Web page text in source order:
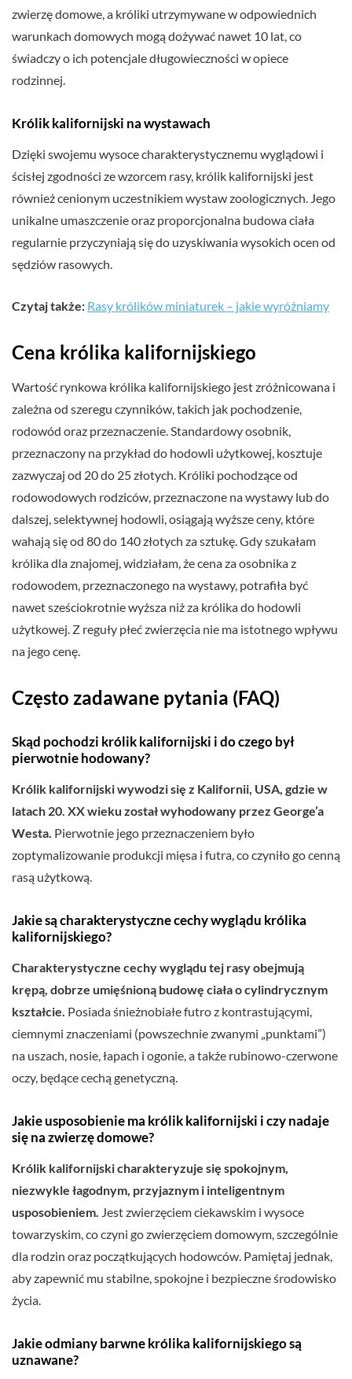
zwierzę domowe, a króliki utrzymywane w odpowiednich
warunkach domowych mogą dożywać nawet 10 lat, co
świadczy o ich potencjale długowieczności w opiece
rodzinnej.
Królik kalifornijski na wystawach
Dzięki swojemu wysoce charakterystycznemu wyglądowi i
ścisłej zgodności ze wzorcem rasy, królik kalifornijski jest
również cenionym uczestnikiem wystaw zoologicznych. Jego
unikalne umaszczenie oraz proporcjonalna budowa ciała
regularnie przyczyniają się do uzyskiwania wysokich ocen od
sędziów rasowych.
Czytaj także: Rasy królików miniaturek – jakie wyróżniamy
Cena królika kalifornijskiego
Wartość rynkowa królika kalifornijskiego jest zróżnicowana i
zależna od szeregu czynników, takich jak pochodzenie,
rodowód oraz przeznaczenie. Standardowy osobnik,
przeznaczony na przykład do hodowli użytkowej, kosztuje
zazwyczaj od 20 do 25 złotych. Króliki pochodzące od
rodowodowych rodziców, przeznaczone na wystawy lub do
dalszej, selektywnej hodowli, osiągają wyższe ceny, które
wahają się od 80 do 140 złotych za sztukę. Gdy szukałam
królika dla znajomej, widziałam, że cena za osobnika z
rodowodem, przeznaczonego na wystawy, potrafiła być
nawet sześciokrotnie wyższa niż za królika do hodowli
użytkowej. Z reguły płeć zwierzęcia nie ma istotnego wpływu
na jego cenę.
Często zadawane pytania (FAQ)
Skąd pochodzi królik kalifornijski i do czego był
pierwotnie hodowany?
Królik kalifornijski wywodzi się z Kalifornii, USA, gdzie w
latach 20. XX wieku został wyhodowany przez George’a
Westa. Pierwotnie jego przeznaczeniem było
zoptymalizowanie produkcji mięsa i futra, co czyniło go cenną
rasą użytkową.
Jakie są charakterystyczne cechy wyglądu królika
kalifornijskiego?
Charakterystyczne cechy wyglądu tej rasy obejmują
krępą, dobrze umięśnioną budowę ciała o cylindrycznym
kształcie. Posiada śnieżnobiałe futro z kontrastującymi,
ciemnymi znaczeniami (powszechnie zwanymi „punktami”)
na uszach, nosie, łapach i ogonie, a także rubinowo-czerwone
oczy, będące cechą genetyczną.
Jakie usposobienie ma królik kalifornijski i czy nadaje
się na zwierzę domowe?
Królik kalifornijski charakteryzuje się spokojnym,
niezwykle łagodnym, przyjaznym i inteligentnym
usposobieniem. Jest zwierzęciem ciekawskim i wysoce
towarzyskim, co czyni go zwierzęciem domowym, szczególnie
dla rodzin oraz początkujących hodowców. Pamiętaj jednak,
aby zapewnić mu stabilne, spokojne i bezpieczne środowisko
życia.
Jakie odmiany barwne królika kalifornijskiego są
uznawane?